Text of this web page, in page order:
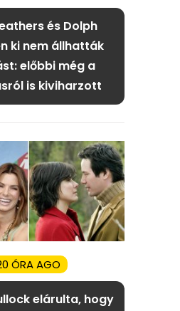
és Dolph
ki nem állhatták
előbbi még a
is kiviharzott
ÓRA AGO
elárulta, hogy